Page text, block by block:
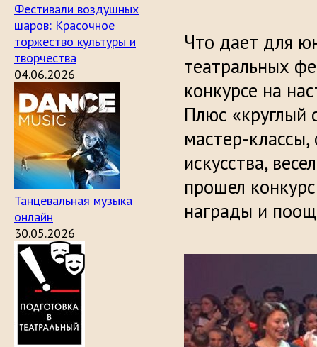
Фестивали воздушных
шаров: Красочное
торжество культуры и
творчества
04.06.2026
Танцевальная музыка
онлайн
30.05.2026
Что дает для
театральных
конкурсе на
Плюс «круглый
мастер-
искусства,
прошел
награды и